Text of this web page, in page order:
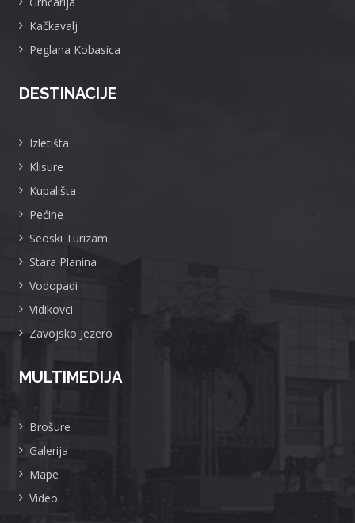
Kačkavalj
Peglana Kobasica
DESTINACIJE
Izletišta
Klisure
Kupališta
Pećine
Seoski Turizam
Stara Planina
Vodopadi
Vidikovci
Zavojsko Jezero
MULTIMEDIJA
Brošure
Galerija
Mape
Video